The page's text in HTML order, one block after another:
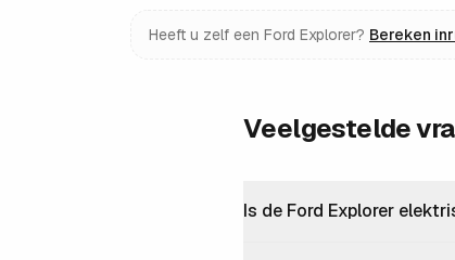
Heeft u zelf een Ford Explorer? Bereken
Veelgestelde
Is de Ford Explorer